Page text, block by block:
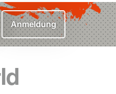
Anmeldung